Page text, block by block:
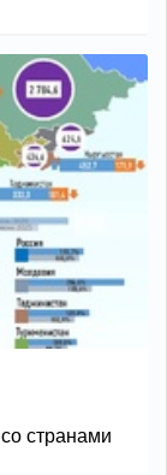
странами